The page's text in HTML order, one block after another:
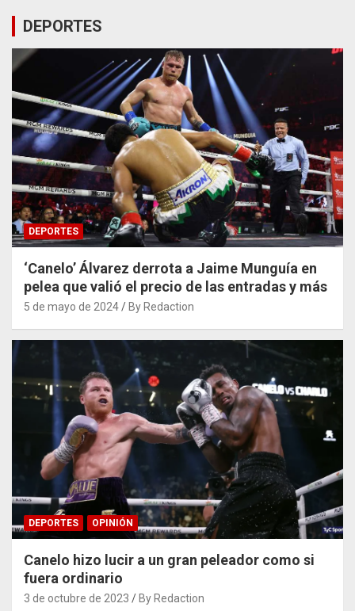
DEPORTES
DEPORTES
‘Canelo’ Álvarez derrota a Jaime Munguía en
pelea que valió el precio de las entradas y más
5 de mayo de 2024 By Redaction
DEPORTES OPINIÓN
Canelo hizo lucir a un gran peleador como si
fuera ordinario
3 de octubre de 2023 By Redaction